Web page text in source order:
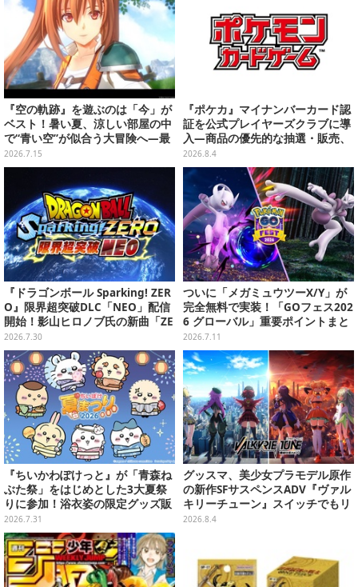
『空の軌跡』を遊ぶのは「今」が
ベスト！暑い夏、涼しい部屋の中
で“青い空”が似合う大冒険へ―最
安値でセール中の『the 1st』か
ら新作『空の軌跡 the 2nd』まで
駆け抜けよう
2026.7.15
『ポケカ』マイナンバーカード認
証を公式プレイヤーズクラブに導
入―商品の優先的な抽選・販売、
公式大会への参加申し込みに活用
2026.8.4
『ドラゴンボール Sparking! ZER
O』限界超突破DLC「NEO」配信
開始！影山ヒロノブ氏の新曲「ZE
RO」を使用したオープニングも
公開
2026.7.30
ついに「メガミュウツーX/Y」が
完全無料で実装！「GOフェス202
6 グローバル」重要ポイントまと
め【ポケモンGO 秋田局】
2026.7.11
『ちいかわぽけっと』が「青森ね
ぶた祭」をはじめとした3大夏祭
りに参加！浴衣姿の限定グッズ販
売、ノベルティ配布も実施
2026.7.31
グッスマ、美少女プラモデル原作
の新作SFサスペンスADV『ヴァル
キリーチューン』スイッチでもリ
リース決定―Steam版サントラも
2026.8.4